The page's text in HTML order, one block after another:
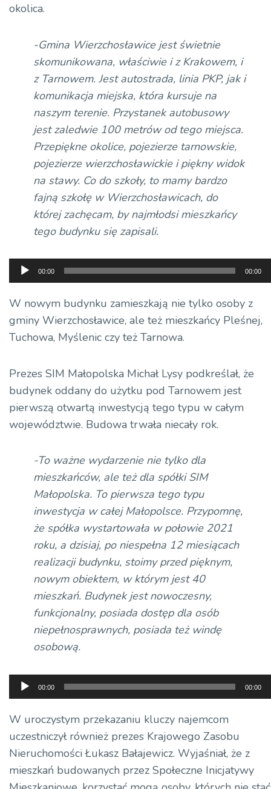
okolica.
-Gmina Wierzchosławice jest świetnie
skomunikowana, właściwie i z Krakowem, i
z Tarnowem. Jest autostrada, linia PKP, jak i
komunikacja miejska, która kursuje na
naszym terenie. Przystanek autobusowy
jest zaledwie 100 metrów od tego miejsca.
Przepiękne okolice, pojezierze tarnowskie,
pojezierze wierzchosławickie i piękny widok
na stawy. Co do szkoły, to mamy bardzo
fajną szkołę w Wierzchosławicach, do
której zachęcam, by najmłodsi mieszkańcy
tego budynku się zapisali.
Odtwarzacz
plików
dźwiękowych
00:00 00:00
W nowym budynku zamieszkają nie tylko osoby z
gminy Wierzchosławice, ale też mieszkańcy Pleśnej,
Tuchowa, Myślenic czy też Tarnowa.
Prezes SIM Małopolska Michał Lysy podkreślał, że
budynek oddany do użytku pod Tarnowem jest
pierwszą otwartą inwestycją tego typu w całym
województwie. Budowa trwała niecały rok.
-To ważne wydarzenie nie tylko dla
mieszkańców, ale też dla spółki SIM
Małopolska. To pierwsza tego typu
inwestycja w całej Małopolsce. Przypomnę,
że spółka wystartowała w połowie 2021
roku, a dzisiaj, po niespełna 12 miesiącach
realizacji budynku, stoimy przed pięknym,
nowym obiektem, w którym jest 40
mieszkań. Budynek jest nowoczesny,
funkcjonalny, posiada dostęp dla osób
niepełnosprawnych, posiada też windę
osobową.
Odtwarzacz
plików
dźwiękowych
00:00 00:00
W uroczystym przekazaniu kluczy najemcom
uczestniczył również prezes Krajowego Zasobu
Nieruchomości Łukasz Bałajewicz. Wyjaśniał, że z
mieszkań budowanych przez Społeczne Inicjatywy